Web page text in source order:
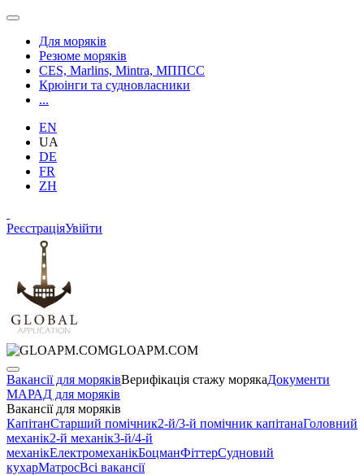
Для моряків
Резюме моряків
CES, Marlins, Mintra, МППСС
Крюінги та судновласники
...
EN
UA
DE
FR
ZH
РеєстраціяУвійти
GLOAPM.COM
Вакансії для моряківВерифікація стажу морякаДокументи
МАРАД для моряків
Вакансії для моряків
КапітанСтарший помічник2-й/3-й помічник капітанаГоловний
механік2-й механік3-й/4-й
механікЕлектромеханікБоцманФіттерСудновий
кухарМатросВсі вакансії